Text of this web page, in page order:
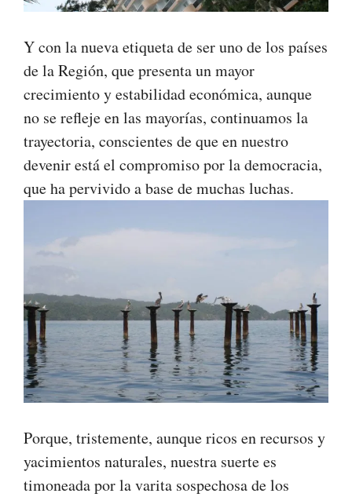
Y con la nueva etiqueta de ser uno de los países
de la Región, que presenta un mayor
crecimiento y estabilidad económica, aunque
no se refleje en las mayorías, continuamos la
trayectoria, conscientes de que en nuestro
devenir está el compromiso por la democracia,
que ha pervivido a base de muchas luchas.
Porque, tristemente, aunque ricos en recursos y
yacimientos naturales, nuestra suerte es
timoneada por la varita sospechosa de los